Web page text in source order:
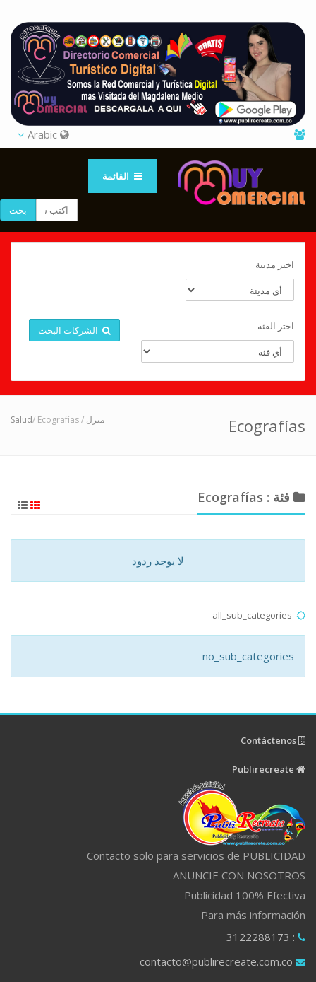
القائمة
بحث
اختر مدينة
اختر الفئة الشركات البحث
Ecografías منزل /
Salud/ Ecografías
فئة : Ecografías
لا يوجد ردود
no_sub_categories
Contacto solo para servicios de PUBLICIDAD
ANUNCIE CON NOSOTROS
Publicidad 100% Efectiva
Para más información
: 3122288173
contacto@publirecreate.com.co